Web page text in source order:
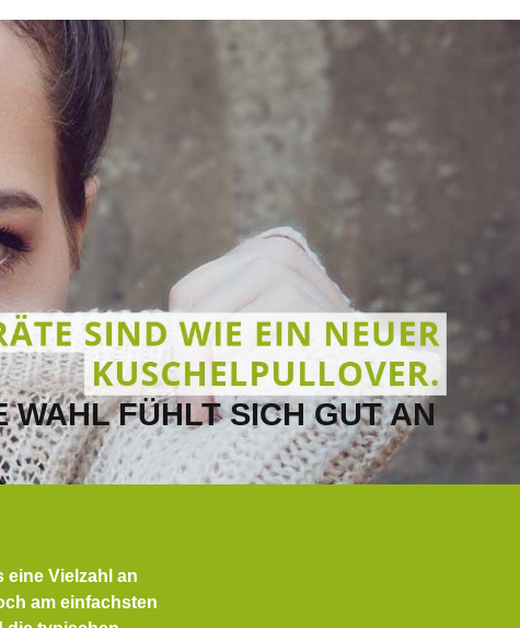
HÖREN
KARRIERE
WAHL FÜHLT SICH GUT AN
eine Vielzahl an
am einfachsten